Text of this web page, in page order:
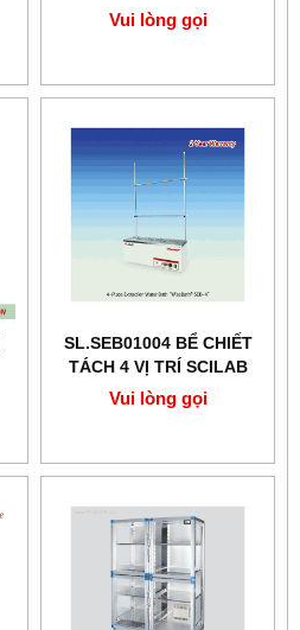
ÂM 300ml
Vui lòng gọi
SL.SEB01004 BỂ CHIẾT
TÁCH 4 VỊ TRÍ SCILAB
Vui lòng gọi